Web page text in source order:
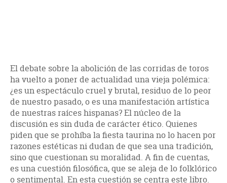
El debate sobre la abolición de las corridas de toros
ha vuelto a poner de actualidad una vieja polémica:
¿es un espectáculo cruel y brutal, residuo de lo peor
de nuestro pasado, o es una manifestación artística
de nuestras raíces hispanas? El núcleo de la
discusión es sin duda de carácter ético. Quienes
piden que se prohíba la fiesta taurina no lo hacen por
razones estéticas ni dudan de que sea una tradición,
sino que cuestionan su moralidad. A fin de cuentas,
es una cuestión filosófica, que se aleja de lo folklórico
o sentimental. En esta cuestión se centra este libro.